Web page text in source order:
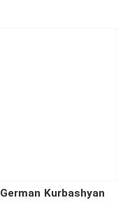
German Kurbashyan